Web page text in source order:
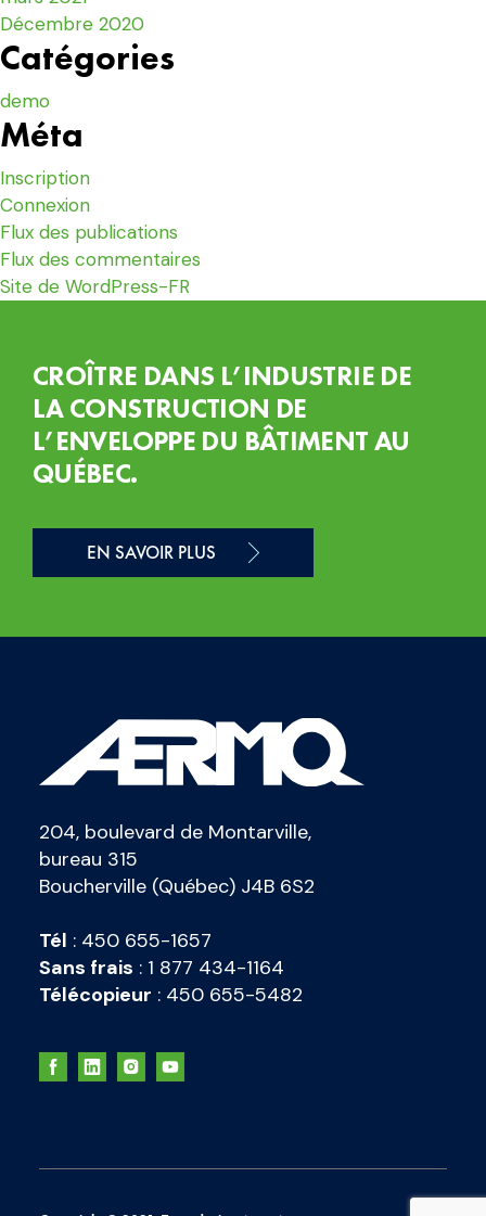
Décembre 2020
Catégories
demo
Méta
Inscription
Connexion
Flux des publications
Flux des commentaires
Site de WordPress-FR
CROÎTRE DANS L’INDUSTRIE DE
LA CONSTRUCTION DE
L’ENVELOPPE DU BÂTIMENT AU
QUÉBEC.
EN SAVOIR PLUS
204, boulevard de Montarville,
bureau 315
Boucherville (Québec) J4B 6S2
Tél : 450 655-1657
Sans frais : 1 877 434-1164
Télécopieur : 450 655-5482